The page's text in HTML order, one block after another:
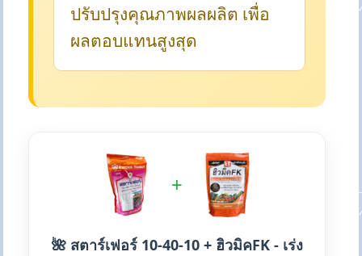
ปรับปรุงคุณภาพผลผลิต เพื่อ
ผลตอบแทนสูงสุด
+
🌺 สตาร์เฟอร์ 10-40-10 + ฮิวมิคFK - เร่ง